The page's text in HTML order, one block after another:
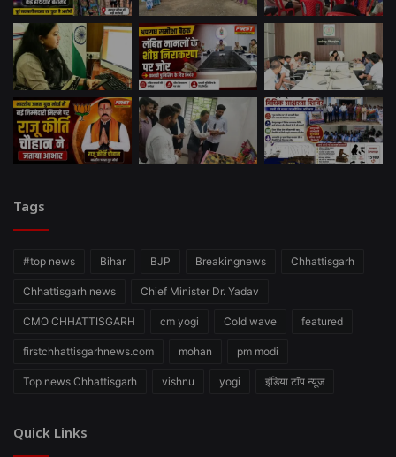
Tags
#top news Bihar BJP Breakingnews Chhattisgarh
Chhattisgarh news Chief Minister Dr. Yadav
CMO CHHATTISGARH cm yogi Cold wave featured
firstchhattisgarhnews.com mohan pm modi
Top news Chhattisgarh vishnu yogi इंडिया टॉप न्यूज
Quick Links